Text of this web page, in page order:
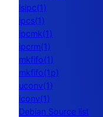
lsipc(1)
ipcs(1)
ipcmk(1)
ipcrm(1)
mkfifo(1)
mkfifo(1p)
uconv(1)
iconv(1)
Debian Source list